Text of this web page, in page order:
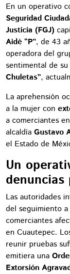
En un operativo
Seguridad
Justicia (FGJ)
Aidé “P”, de 43
operadora del
sentimental de su
Chuletas”,
La aprehensión
a la mujer con
a comerciantes
alcaldía Gustavo
el Estado de
Un
Las autoridades
del seguimiento
comerciantes
en Cuautepec.
reunir pruebas
emitiera una
Extorsión